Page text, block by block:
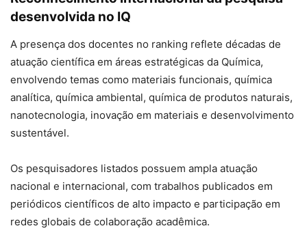
desenvolvida no IQ
A presença dos docentes no ranking reflete décadas de
atuação científica em áreas estratégicas da Química,
envolvendo temas como materiais funcionais, química
analítica, química ambiental, química de produtos naturais,
nanotecnologia, inovação em materiais e desenvolvimento
sustentável.
Os pesquisadores listados possuem ampla atuação
nacional e internacional, com trabalhos publicados em
periódicos científicos de alto impacto e participação em
redes globais de colaboração acadêmica.